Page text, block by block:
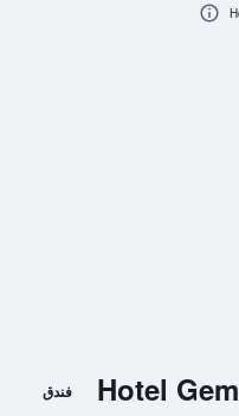
Hotel فندق